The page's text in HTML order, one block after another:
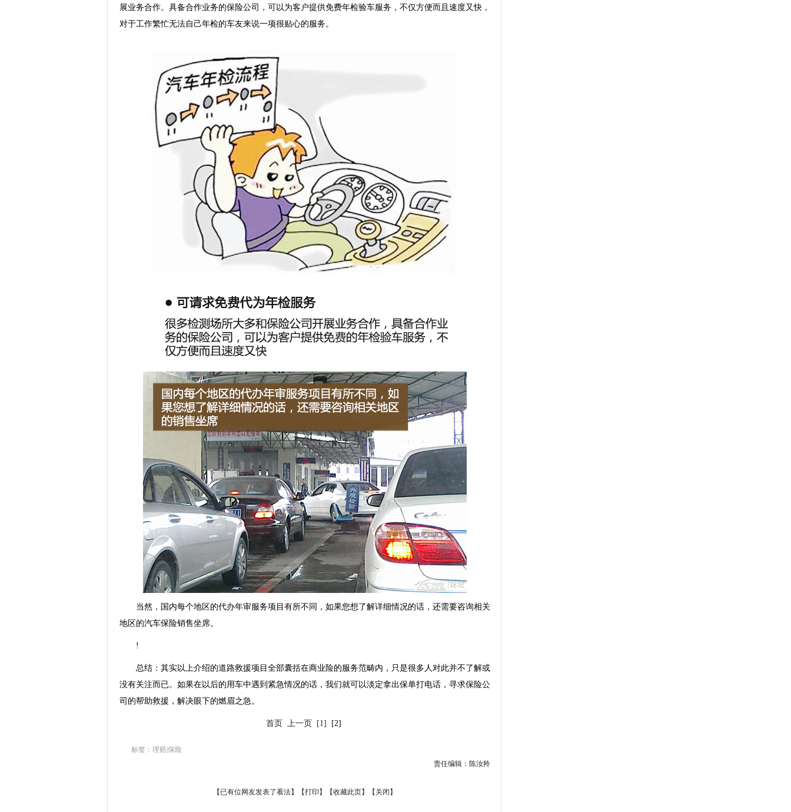
展业务合作。具备合作业务的保险公司，可以为客户提供免费年检验车服务，不仅方便而且速度又快，
对于工作繁忙无法自己年检的车友来说一项很贴心的服务。
当然，国内每个地区的代办年审服务项目有所不同，如果您想了解详细情况的话，还需要咨询相关
地区的汽车保险销售坐席。
!
总结：其实以上介绍的道路救援项目全部囊括在商业险的服务范畴内，只是很多人对此并不了解或
没有关注而已。如果在以后的用车中遇到紧急情况的话，我们就可以淡定拿出保单打电话，寻求保险公
司的帮助救援，解决眼下的燃眉之急。
首页 上一页 [1] [2]
标签：理赔|保险
责任编辑：陈汝羚
【已有位网友发表了看法】 【打印 】 【收藏此页】 【 关闭 】